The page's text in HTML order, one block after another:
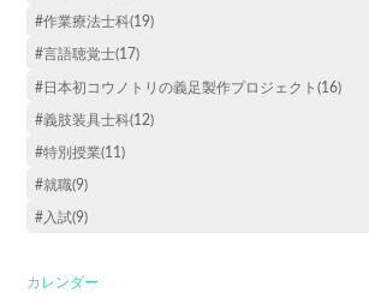
#作業療法士科(19)
#言語聴覚士(17)
#日本初コウノトリの義足製作プロジェクト(16)
#義肢装具士科(12)
#特別授業(11)
#就職(9)
#入試(9)
カレンダー